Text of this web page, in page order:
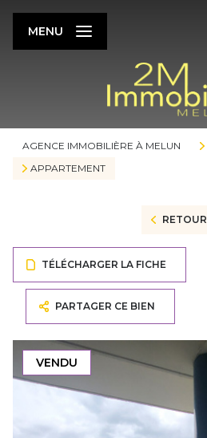
MENU
AGENCE IMMOBILIÈRE À MELUN
APPARTEMENT
RETOUR
TÉLÉCHARGER LA FICHE
PARTAGER CE BIEN
VENDU